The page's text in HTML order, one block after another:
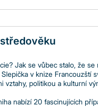
Jak se vůbec stalo, že
v knize
vztahy, politikou a kulturní
nabízí 20 fascinujících